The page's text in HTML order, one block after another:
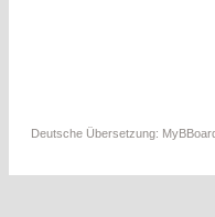
Deutsche Übersetzung: